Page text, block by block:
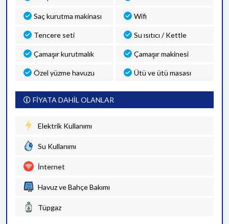
Saç kurutma makinası Wifi
Tencere seti Su ısıtıcı / Kettle
Çamaşır kurutmalık Çamaşır makinesi
Özel yüzme havuzu Ütü ve ütü masası
FİYATA DAHİL OLANLAR
Elektrik Kullanımı
Su Kullanımı
İnternet
Havuz ve Bahçe Bakımı
Tüpgaz